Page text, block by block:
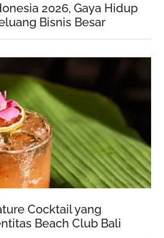
2026, Gaya Hidup
Bisnis Besar
Cocktail yang
Beach Club Bali